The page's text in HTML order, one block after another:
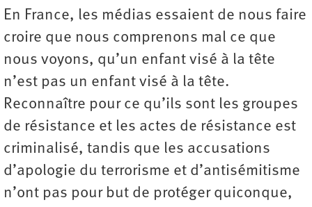
En France, les médias essaient de nous faire
croire que nous comprenons mal ce que
nous voyons, qu’un enfant visé à la tête
n’est pas un enfant visé à la tête.
Reconnaître pour ce qu’ils sont les groupes
de résistance et les actes de résistance est
criminalisé, tandis que les accusations
d’apologie du terrorisme et d’antisémitisme
n’ont pas pour but de protéger quiconque,